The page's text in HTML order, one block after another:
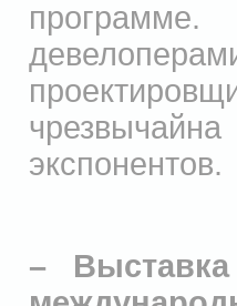
экспонентов.
–